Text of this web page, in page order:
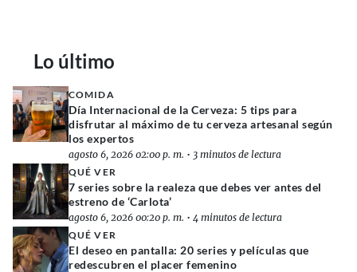
Lo último
COMIDA
Día Internacional de la Cerveza: 5 tips para
disfrutar al máximo de tu cerveza artesanal según
los expertos
agosto 6, 2026 02:00 p. m. • 3 minutos de lectura
QUÉ VER
7 series sobre la realeza que debes ver antes del
estreno de ‘Carlota’
agosto 6, 2026 00:20 p. m. • 4 minutos de lectura
QUÉ VER
El deseo en pantalla: 20 series y películas que
redescubren el placer femenino